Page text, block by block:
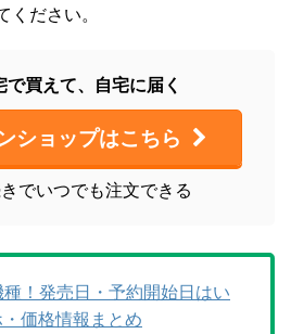
ださい。
買えて、自宅に届く
ショップはこちら
でいつでも注文できる
！発売日・予約開始日はい
価格情報まとめ